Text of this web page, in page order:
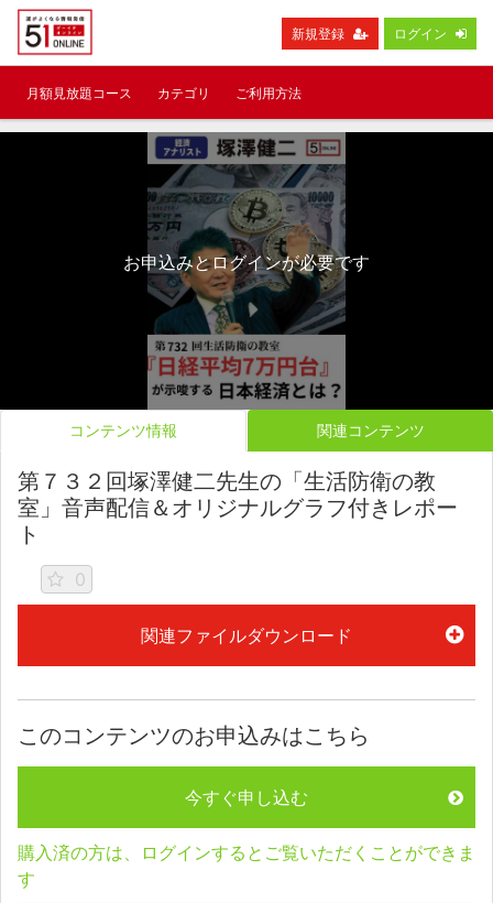
新規登録 ログイン
月額見放題コース カテゴリ ご利用方法
お申込みとログインが必要です
コンテンツ情報 関連コンテンツ
第７３２回塚澤健二先生の「生活防衛の教
室」音声配信＆オリジナルグラフ付きレポー
ト
0
関連ファイルダウンロード
このコンテンツのお申込みはこちら
今すぐ申し込む
購入済の方は、ログインするとご覧いただくことができま
す